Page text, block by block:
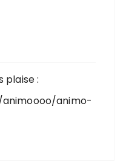
plaise :
animo-